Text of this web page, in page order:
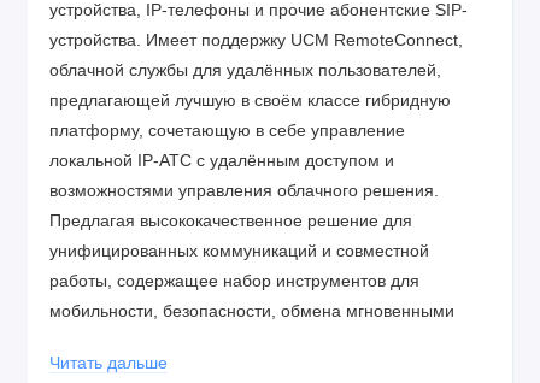
устройства, IP-телефоны и прочие абонентские SIP-
устройства. Имеет поддержку UCM RemoteConnect,
облачной службы для удалённых пользователей,
предлагающей лучшую в своём классе гибридную
платформу, сочетающую в себе управление
локальной IP-АТС с удалённым доступом и
возможностями управления облачного решения.
Предлагая высококачественное решение для
унифицированных коммуникаций и совместной
работы, содержащее набор инструментов для
мобильности, безопасности, обмена мгновенными
работы, серия UCM6300 Audio обеспечивает мощную
Читать дальше